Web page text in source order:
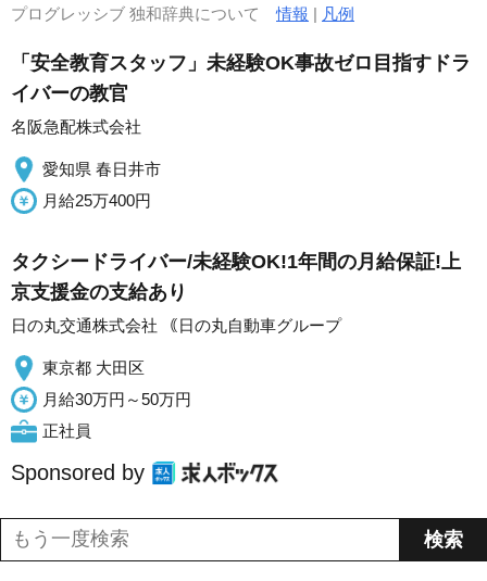
プログレッシブ 独和辞典について情報 | 凡例
「安全教育スタッフ」未経験OK事故ゼロ目指すドラ
イバーの教官
名阪急配株式会社
愛知県 春日井市
月給25万400円
タクシードライバー/未経験OK!1年間の月給保証!上
京支援金の支給あり
日の丸交通株式会社 ｟日の丸自動車グループ
東京都 大田区
月給30万円～50万円
正社員
Sponsored by